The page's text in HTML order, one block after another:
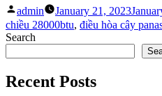
biết
về
hòa
cây
2
Posted
by
admin January 21, 2023
chiều 28000btu, điều hòa cây
Search
Recent Posts